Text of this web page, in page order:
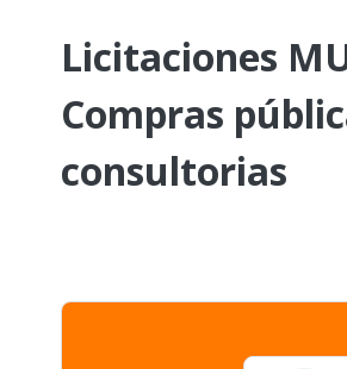
Licitaciones
Compras
consultorias